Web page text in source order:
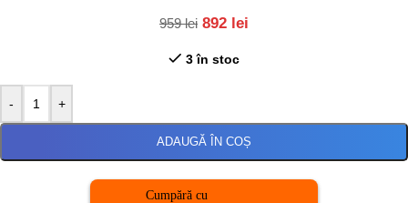
959lei 892 lei
3 în stoc
- +
ADAUGĂ ÎN COȘ
Cumpără cu